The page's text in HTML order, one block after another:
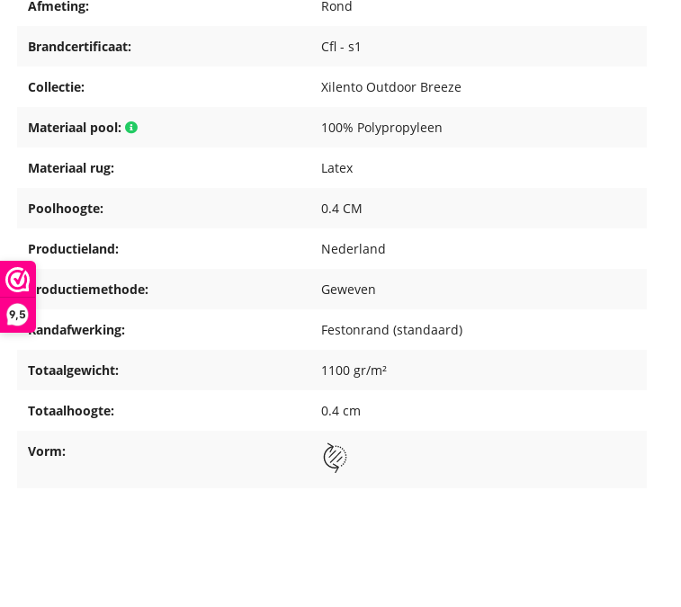
9,5
Afmeting: Rond
Brandcertificaat: Cfl - s1
Collectie: Xilento Outdoor Breeze
Materiaal pool: 100% Polypropyleen
Materiaal rug: Latex
Poolhoogte: 0.4 CM
Productieland: Nederland
Productiemethode: Geweven
Randafwerking: Festonrand (standaard)
Totaalgewicht: 1100 gr/m²
Totaalhoogte: 0.4 cm
Vorm: